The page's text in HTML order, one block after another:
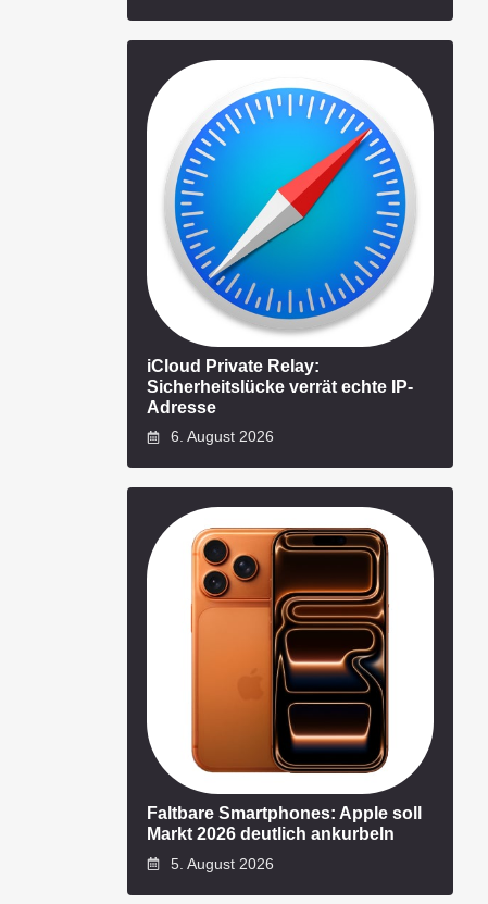
iCloud Private Relay:
Sicherheitslücke verrät echte IP-
Adresse
6. August 2026
Faltbare Smartphones: Apple soll
Markt 2026 deutlich ankurbeln
5. August 2026